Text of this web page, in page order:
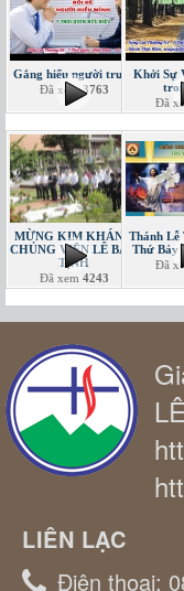
Gắng hiểu người trước
Đã xem3763
Khởi Sự
Đã
MỪNG KIM KHÁNH
CHỦNG VIỆN LÊ BẢO
TỊNH
Đã xem 4243
Thánh Lễ
Thứ Bảy
Đã
LIÊN LẠC
Điện thoại: